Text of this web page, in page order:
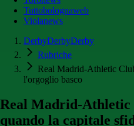
Tuttobolognaweb
Violanews
DerbyDerbyDerby
Rubriche
Real Madrid-Athletic
l'orgoglio basco
Real Madrid-Athletic
quando la capitale